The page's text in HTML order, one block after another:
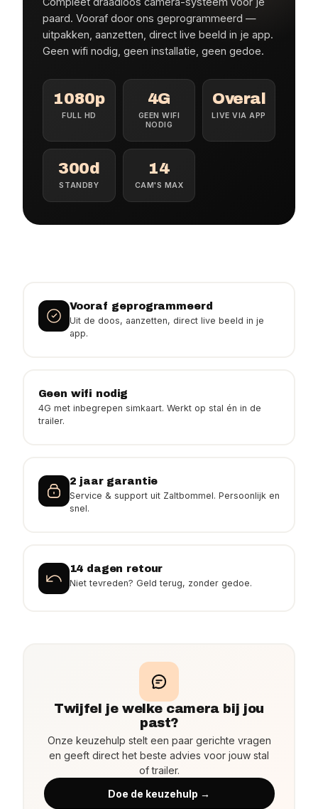
paard. Vooraf door ons geprogrammeerd —
uitpakken, aanzetten, direct live beeld in je app.
Geen wifi nodig, geen installatie, geen gedoe.
1080p
FULL HD
4G
GEEN WIFI
NODIG
Overal
LIVE VIA APP
300d
STANDBY
14
CAM'S MAX
Vooraf geprogrammeerd
Uit de doos, aanzetten, direct live beeld in je
app.
Geen wifi nodig
4G met inbegrepen simkaart. Werkt op stal én in de
trailer.
2 jaar garantie
Service & support uit Zaltbommel. Persoonlijk en
snel.
14 dagen retour
Niet tevreden? Geld terug, zonder gedoe.
Twijfel je welke camera bij jou
past?
Onze keuzehulp stelt een paar gerichte vragen
en geeft direct het beste advies voor jouw stal
of trailer.
Doe de keuzehulp →